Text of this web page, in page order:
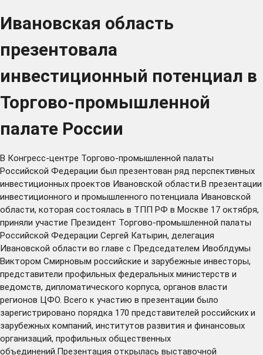
Ивановская область
презентовала
инвестиционный потенциал в
Торгово-промышленной
палате России
В Конгресс-центре Торгово-промышленной палаты
Российской Федерации был презентован ряд перспективных
инвестиционных проектов Ивановской области.В презентации
инвестиционного и промышленного потенциала Ивановской
области, которая состоялась в ТПП РФ в Москве 17 октября,
приняли участие Президент Торгово-промышленной палаты
Российской Федерации Сергей Катырин, делегация
Ивановской области во главе с Председателем Ивоблдумы
Виктором Смирновым российские и зарубежные инвесторы,
представители профильных федеральных министерств и
ведомств, дипломатического корпуса, органов власти
регионов ЦФО. Всего к участию в презентации было
зарегистрировано порядка 170 представителей российских и
зарубежных компаний, институтов развития и финансовых
организаций, профильных общественных
объединений.Презентация открылась выставочной